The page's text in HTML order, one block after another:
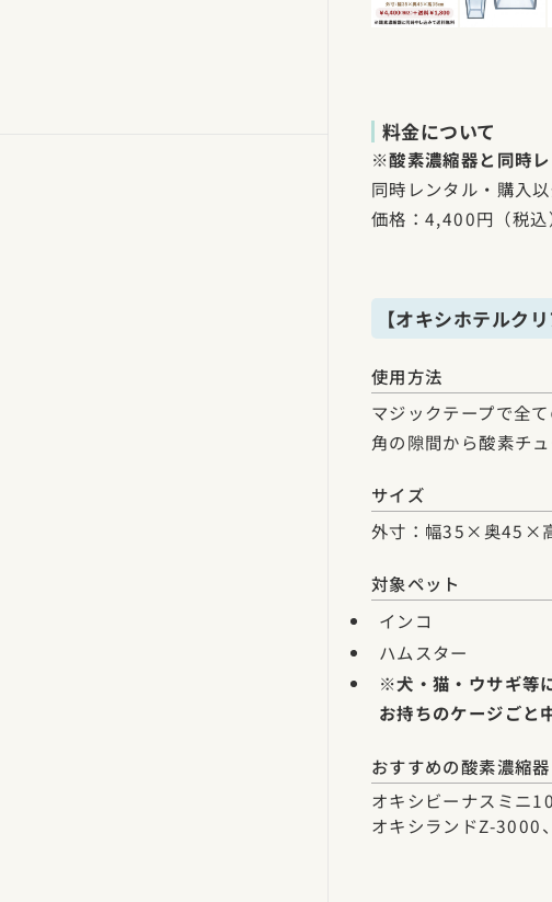
料金について
※酸素濃縮器と同時
同時レンタル・購入
価格：4,400円（税
【オキシホテルク
使用方法
マジックテープで全
角の隙間から酸素チ
サイズ
外寸：幅35×奥45×
対象ペット
インコ
ハムスター
※犬・猫・ウサギ等
お持ちのケージごと
おすすめの酸素濃縮器
オキシビーナスミニ
オキシランドZ-3000